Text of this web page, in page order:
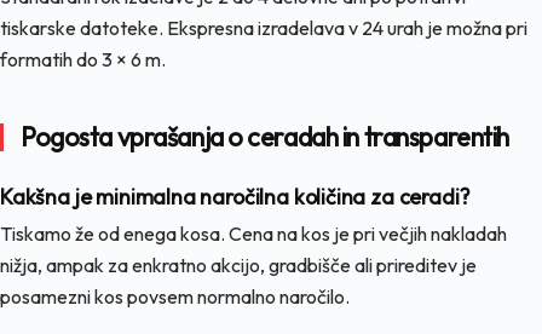
tiskarske datoteke. Ekspresna izradelava v 24 urah je možna pri
formatih do 3 × 6 m.
Pogosta vprašanja o ceradah in transparentih
Kakšna je minimalna naročilna količina za ceradi?
Tiskamo že od enega kosa. Cena na kos je pri večjih nakladah
nižja, ampak za enkratno akcijo, gradbišče ali prireditev je
posamezni kos povsem normalno naročilo.